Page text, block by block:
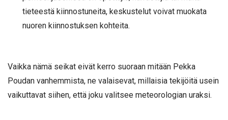
tieteestä kiinnostuneita, keskustelut voivat muokata
nuoren kiinnostuksen kohteita.
Vaikka nämä seikat eivät kerro suoraan mitään Pekka
Poudan vanhemmista, ne valaisevat, millaisia tekijöitä usein
vaikuttavat siihen, että joku valitsee meteorologian uraksi.